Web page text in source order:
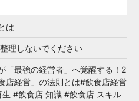
は
理しないでください
「最強の経営者」へ覚醒する！2
店経営」の法則とは#飲食店経営
#飲食店 知識 #飲食店 スキル